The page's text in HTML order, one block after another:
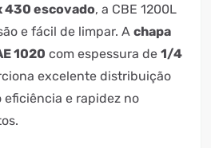
430 escovado, a CBE 1200L
e fácil de limpar. A chapa
1020 com espessura de 1/4
excelente distribuição
e rapidez no